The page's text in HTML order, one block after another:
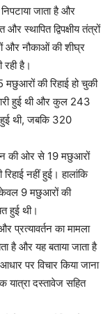
जाता है और
स्थापित द्विपक्षीय तंत्रों
और नौकाओं की शीघ्र
रही है।
की रिहाई हो चुकी
हुई थी और कुल 243
हुई थी, जबकि 320
की ओर से 19 मछुआरों
नहीं हुई। हालांकि
केवल 9 मछुआरों की
हुई थी।
प्रत्यावर्तन का मामला
है और यह बताया जाता है
पर विचार किया जाना
यात्रा दस्तावेज सहित